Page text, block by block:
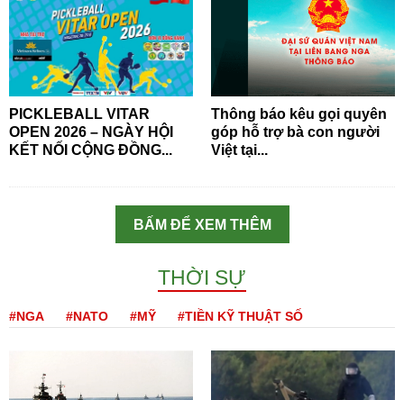
PICKLEBALL VITAR
OPEN 2026 – NGÀY HỘI
KẾT NỐI CỘNG ĐỒNG...
Thông báo kêu gọi quyên
góp hỗ trợ bà con người
Việt tại...
BẤM ĐỂ XEM THÊM
THỜI SỰ
#NGA #NATO #MỸ #TIỀN KỸ THUẬT SỐ